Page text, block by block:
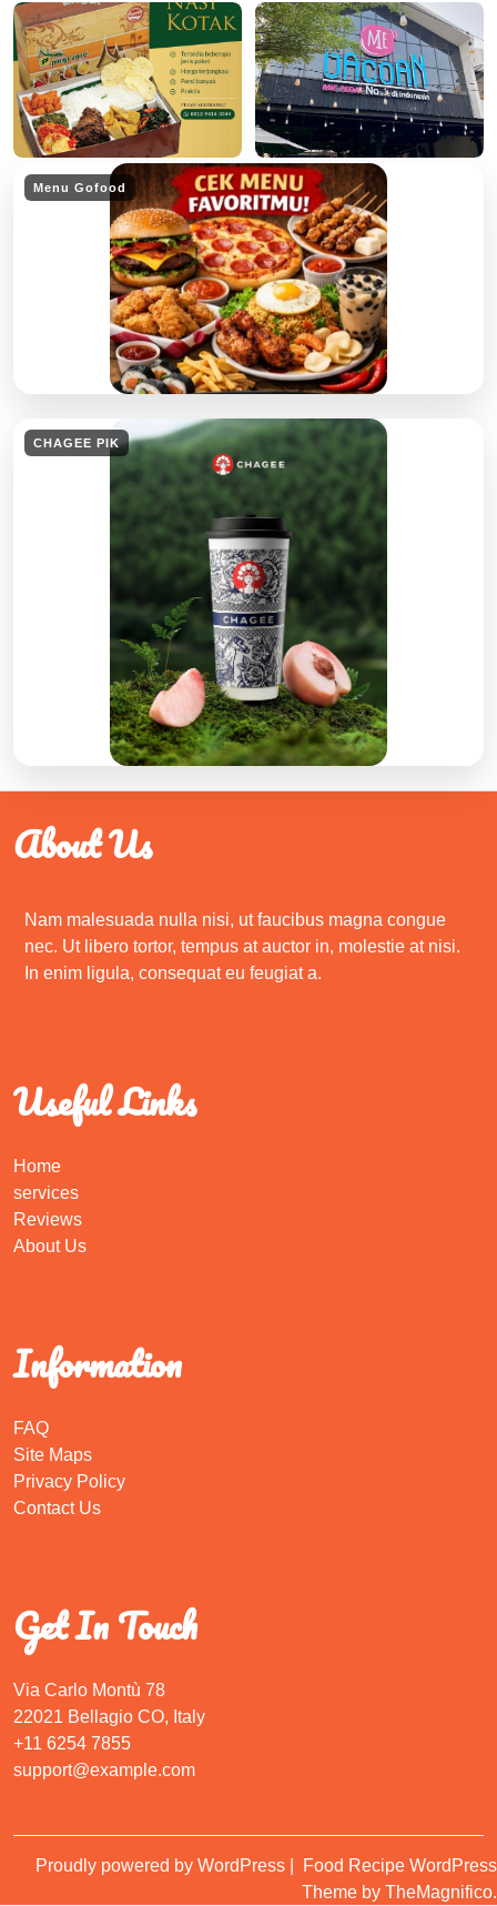
Menu Gofood
CHAGEE PIK
About Us
Nam malesuada nulla nisi, ut faucibus magna congue
nec. Ut libero tortor, tempus at auctor in, molestie at nisi.
In enim ligula, consequat eu feugiat a.
Useful Links
Home
services
Reviews
About Us
Information
FAQ
Site Maps
Privacy Policy
Contact Us
Get In Touch
Via Carlo Montù 78
22021 Bellagio CO, Italy
+11 6254 7855
support@example.com
Proudly powered by WordPress
Food Recipe WordPress
Theme by TheMagnifico.